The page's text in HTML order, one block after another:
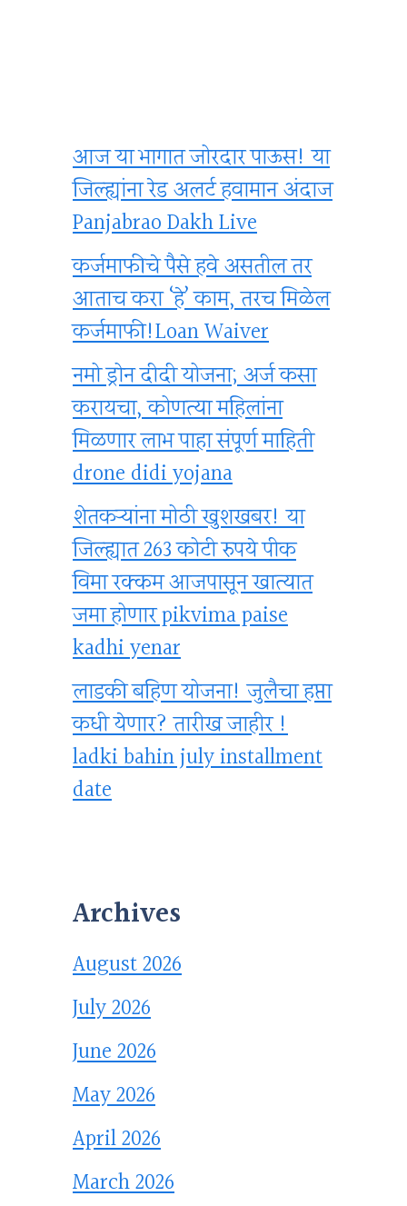
आज या भागात जोरदार पाऊस! या
जिल्ह्यांना रेड अलर्ट हवामान अंदाज
Panjabrao Dakh Live
कर्जमाफीचे पैसे हवे असतील तर
आताच करा ‘हे’ काम, तरच मिळेल
कर्जमाफी!Loan Waiver
नमो ड्रोन दीदी योजना; अर्ज कसा
करायचा, कोणत्या महिलांना
मिळणार लाभ पाहा संपूर्ण माहिती
drone didi yojana
शेतकऱ्यांना मोठी खुशखबर! या
जिल्ह्यात 263 कोटी रुपये पीक
विमा रक्कम आजपासून खात्यात
जमा होणार pikvima paise
kadhi yenar
लाडकी बहिण योजना! जुलैचा हप्ता
कधी येणार? तारीख जाहीर !
ladki bahin july installment
date
Archives
August 2026
July 2026
June 2026
May 2026
April 2026
March 2026